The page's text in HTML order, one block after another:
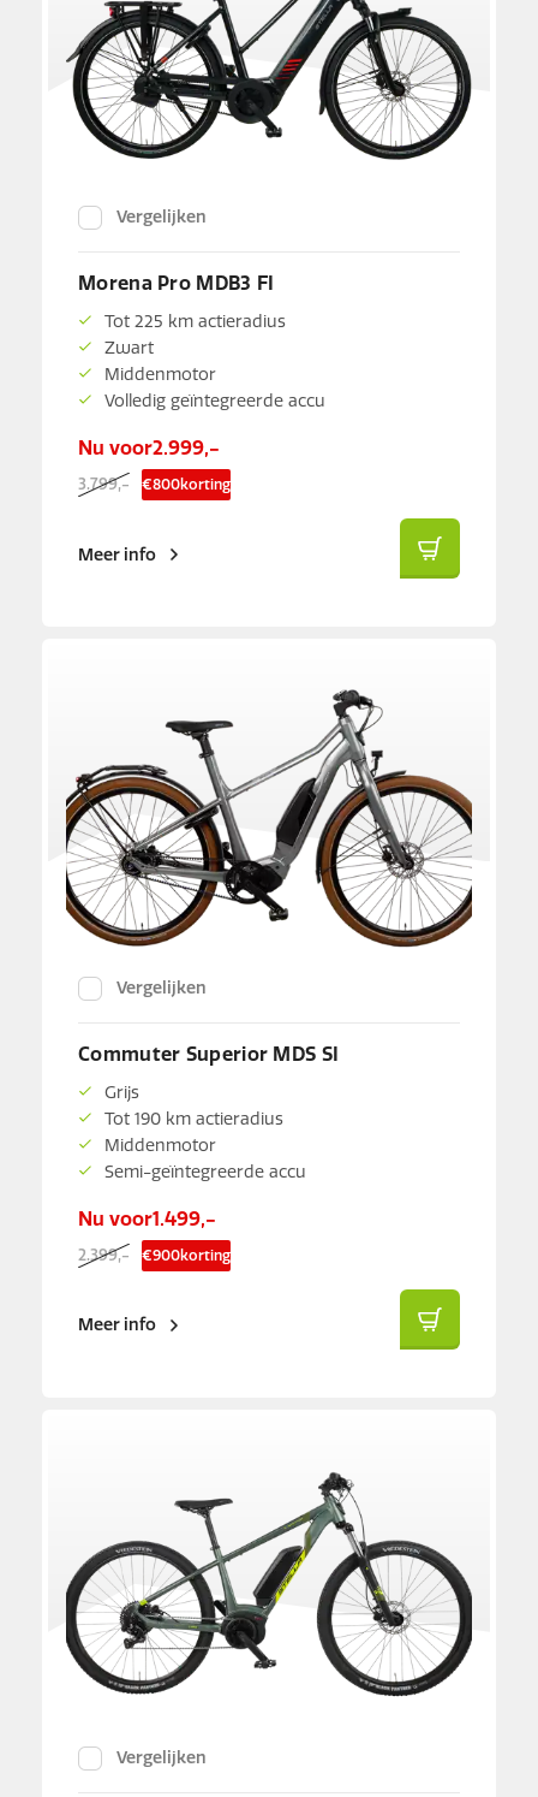
Vergelijken
Morena Pro MDB3 FI
Tot 225 km actieradius
Zwart
Middenmotor
Volledig geïntegreerde accu
Nu voor2.999,-
3.799,- €800korting
Meer info
Vergelijken
Commuter Superior MDS SI
Grijs
Tot 190 km actieradius
Middenmotor
Semi-geïntegreerde accu
Nu voor1.499,-
2.399,- €900korting
Meer info
Vergelijken